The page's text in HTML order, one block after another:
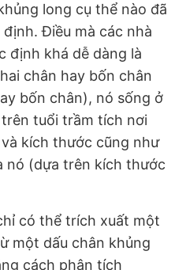
long cụ thể nào đã
Điều mà các nhà
định khá dễ dàng là
chân hay bốn chân
bốn chân), nó sống ở
tuổi trầm tích nơi
kích thước cũng như
nó (dựa trên kích thước
có thể trích xuất một
một dấu chân khủng
cách phân tích